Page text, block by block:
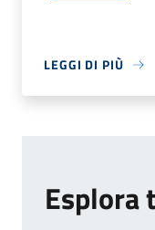
LEGGI DI PIÙ
Esplora